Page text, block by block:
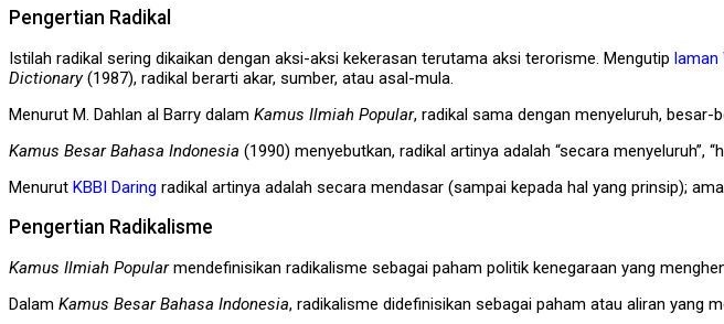
Pengertian Radikal
Istilah radikal sering dikaikan dengan aksi-aksi kekerasan terutama aksi terorisme. Mengutip laman
Dictionary(1987), radikal berarti akar, sumber, atau asal-mula.
Menurut M. Dahlan al Barry dalam Kamus Ilmiah Popular, radikal sama dengan menyeluruh, besar-
Kamus Besar Bahasa Indonesia (1990) menyebutkan, radikal artinya adalah “secara menyeluruh”,
Menurut KBBI Daring radikal artinya adalah secara mendasar (sampai kepada hal yang prinsip);
Pengertian Radikalisme
Kamus Ilmiah Popularmendefinisikan radikalisme sebagai paham politik kenegaraan yang
Dalam Kamus Besar Bahasa Indonesia, radikalisme didefinisikan sebagai paham atau aliran yang